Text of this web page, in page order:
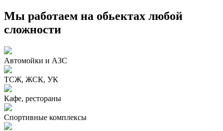
Мы работаем на обьектах любой
сложности
Автомойки и АЗС
ТСЖ, ЖСК, УК
Кафе, рестораны
Спортивные комплексы